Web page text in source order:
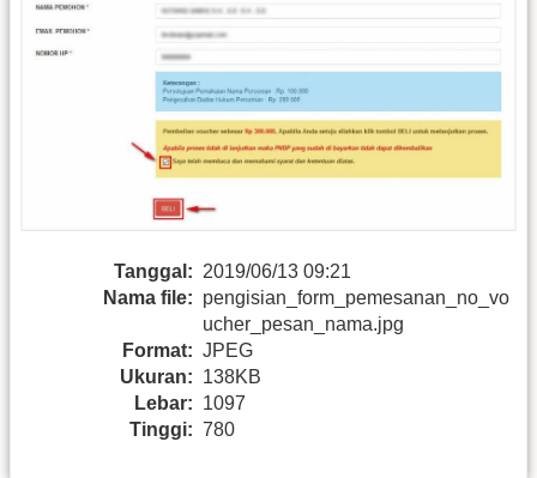
Tanggal: 2019/06/13 09:21
Nama file: pengisian_form_pemesanan_no_vo
ucher_pesan_nama.jpg
Format: JPEG
Ukuran: 138KB
Lebar: 1097
Tinggi: 780